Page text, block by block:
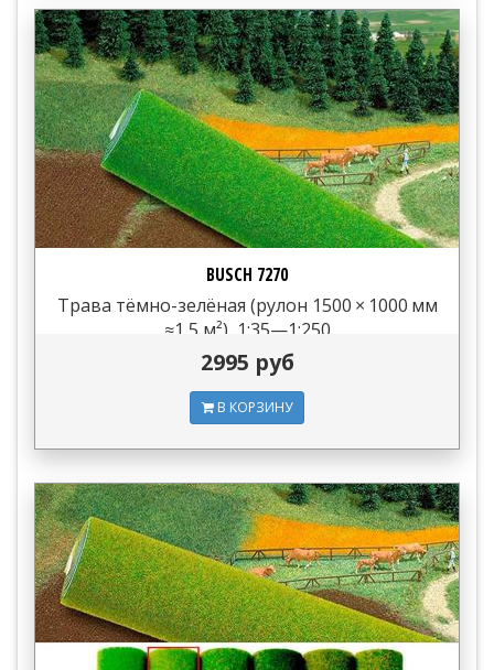
BUSCH 7270
Трава тёмно-зелёная (рулон 1500 × 1000 мм
≈1,5 м²), 1:35—1:250
2995 руб
В КОРЗИНУ